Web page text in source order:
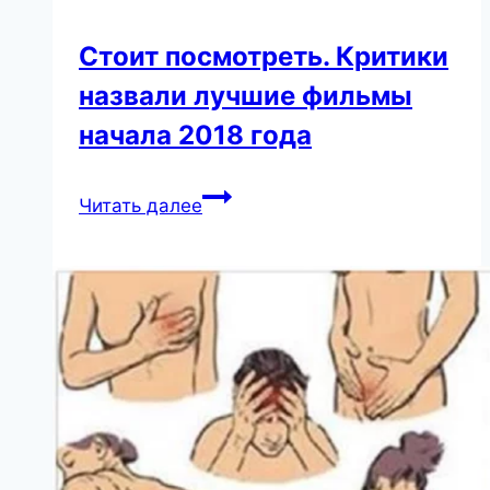
Стоит посмотреть. Критики
назвали лучшие фильмы
начала 2018 года
Читать далееСтоит
назвали
лучшие
фильмы
начала
2018
года